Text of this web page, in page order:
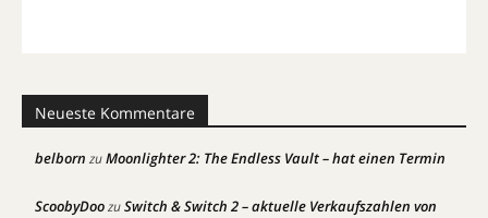
Neueste Kommentare
belborn zuMoonlighter 2: The Endless Vault – hat einen Termin
ScoobyDoozuSwitch & Switch 2 – aktuelle Verkaufszahlen von